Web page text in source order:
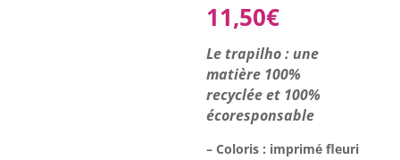
11,50€
Le trapilho : une
matière 100%
recyclée et 100%
écoresponsable
– Coloris : imprimé fleuri